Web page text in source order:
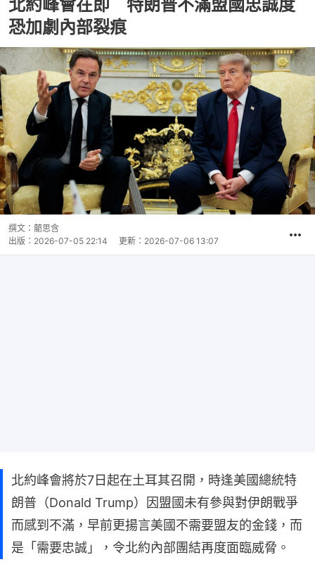
北約峰會在即 特朗普不滿盟國忠誠度
恐加劇內部裂痕
撰文： 藺思含
出版： 2026-07-05 22:14 更新： 2026-07-06 13:07
北約峰會將於7日起在土耳其召開，時逢美國總統特
朗普（Donald Trump）因盟國未有參與對伊朗戰爭
而感到不滿，早前更揚言美國不需要盟友的金錢，而
是「需要忠誠」，令北約內部團結再度面臨威脅。